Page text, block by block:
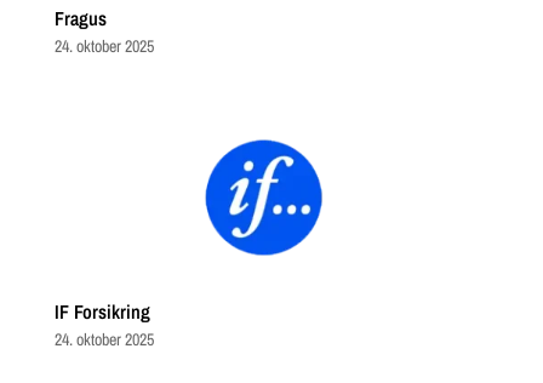
Fragus
24. oktober 2025
IF Forsikring
24. oktober 2025